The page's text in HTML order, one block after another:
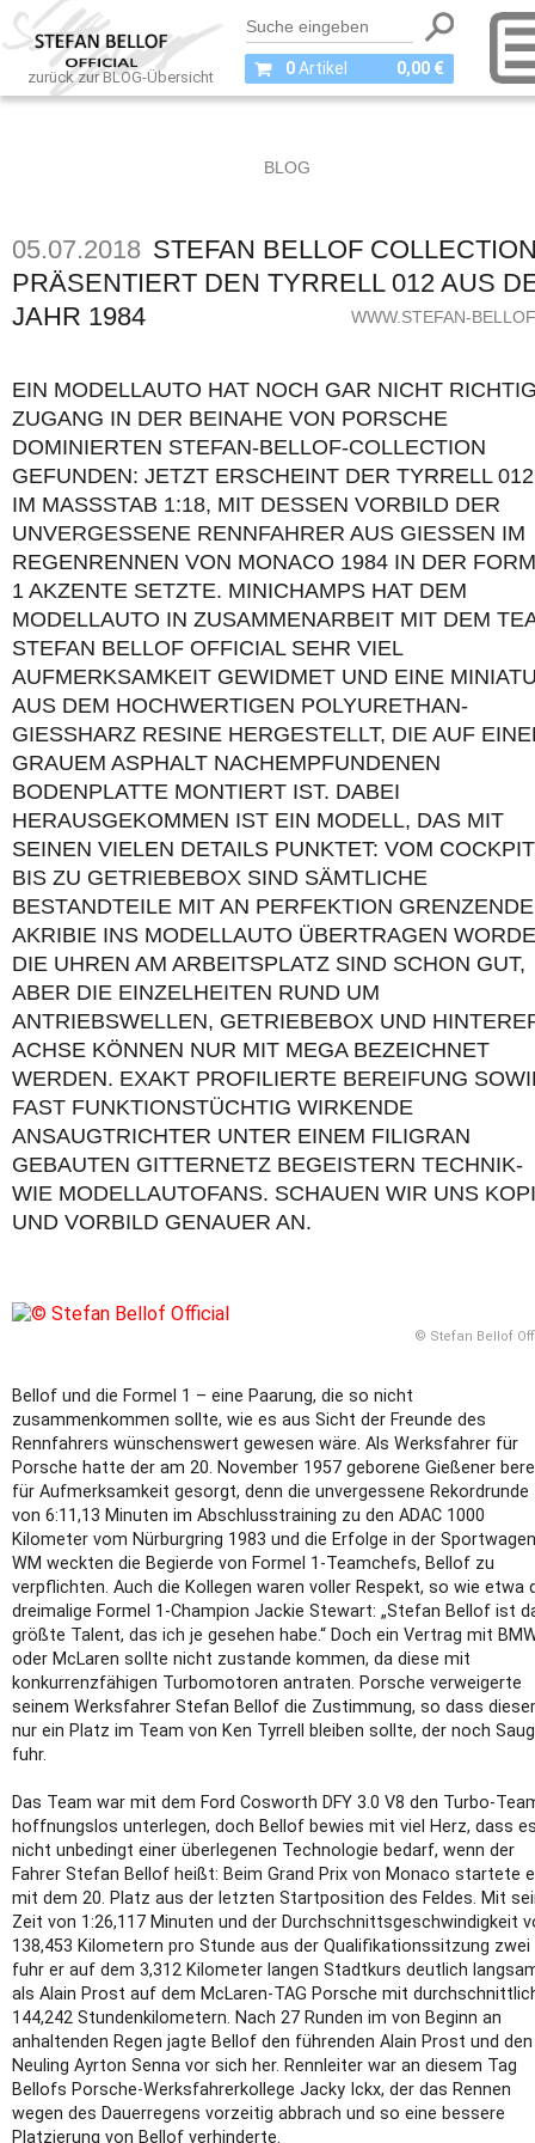
0Artikel 0,00 €
zurück zur BLOG-Übersicht
BLOG
05.07.2018 STEFAN BELLOF
PRÄSENTIERT DEN TYRRELL 012 AUS
JAHR 1984
WWW.STEFAN-
EIN MODELLAUTO HAT NOCH GAR NICHT
ZUGANG IN DER BEINAHE VON PORSCHE
DOMINIERTEN STEFAN-BELLOF-COLLECTION
GEFUNDEN: JETZT ERSCHEINT DER TYRRELL 012
IM MASSSTAB 1:18, MIT DESSEN VORBILD DER U
NVERGESSENE RENNFAHRER AUS GIESSEN IM RE
GENRENNEN VON MONACO 1984 IN DER
AKZENTE SETZTE. MINICHAMPS HAT DEM MO
DELLAUTO IN ZUSAMMENARBEIT MIT DEM TEAM
EFAN BELLOF OFFICIAL SEHR VIEL AU
FMERKSAMKEIT GEWIDMET UND EINE MINIATUR
S DEM HOCHWERTIGEN POLYURETHAN-GI
ESSHARZ RESINE HERGESTELLT, DIE AUF EINER
UEM ASPHALT NACHEMPFUNDENEN BOD
ENPLATTE MONTIERT IST. DABEI HER
AUSGEKOMMEN IST EIN MODELL, DAS MIT SEI
NEN VIELEN DETAILS PUNKTET: VOM COCKPIT BIS
ZU GETRIEBEBOX SIND SÄMTLICHE BES
TANDTEILE MIT AN PERFEKTION GRENZENDER
IBIE INS MODELLAUTO ÜBERTRAGEN WORDEN.
UHREN AM ARBEITSPLATZ SIND SCHON GUT, ABE
R DIE EINZELHEITEN RUND UM ANT
RIEBSWELLEN, GETRIEBEBOX UND HINTERER
SE KÖNNEN NUR MIT MEGA BEZEICHNET WER
DEN. EXAKT PROFILIERTE BEREIFUNG SOWIE
T FUNKTIONSTÜCHTIG WIRKENDE ANS
AUGTRICHTER UNTER EINEM FILIGRAN GEB
AUTEN GITTERNETZ BEGEISTERN TECHNIK- WIE
MODELLAUTOFANS. SCHAUEN WIR UNS KOPIE
VORBILD GENAUER AN.
© Stefan Bellof
Bellof und die Formel 1 – eine Paarung, die so nicht
zusammenkommen sollte, wie es aus Sicht der Freunde des
Rennfahrers wünschenswert gewesen wäre. Als Werksfahrer für
Porsche hatte der am 20. November 1957 geborene Gießener
für Aufmerksamkeit gesorgt, denn die unvergessene Rekordrunde
von 6:11,13 Minuten im Abschlusstraining zu den ADAC 1000
Kilometer vom Nürburgring 1983 und die Erfolge in der
WM weckten die Begierde von Formel 1-Teamchefs, Bellof zu
verpflichten. Auch die Kollegen waren voller Respekt, so wie etwa
dreimalige Formel 1-Champion Jackie Stewart: „Stefan Bellof ist
größte Talent, das ich je gesehen habe.“ Doch ein Vertrag mit
oder McLaren sollte nicht zustande kommen, da diese mit
konkurrenzfähigen Turbomotoren antraten. Porsche verweigerte
seinem Werksfahrer Stefan Bellof die Zustimmung, so dass
nur ein Platz im Team von Ken Tyrrell bleiben sollte, der noch
fuhr.
Das Team war mit dem Ford Cosworth DFY 3.0 V8 den Turbo-
hoffnungslos unterlegen, doch Bellof bewies mit viel Herz, dass
nicht unbedingt einer überlegenen Technologie bedarf, wenn der
Fahrer Stefan Bellof heißt: Beim Grand Prix von Monaco startete
mit dem 20. Platz aus der letzten Startposition des Feldes. Mit
Zeit von 1:26,117 Minuten und der Durchschnittsgeschwindigkeit
138,453 Kilometern pro Stunde aus der Qualifikationssitzung zwei
fuhr er auf dem 3,312 Kilometer langen Stadtkurs deutlich
als Alain Prost auf dem McLaren-TAG Porsche mit
144,242 Stundenkilometern. Nach 27 Runden im von Beginn an
anhaltenden Regen jagte Bellof den führenden Alain Prost und den
Neuling Ayrton Senna vor sich her. Rennleiter war an diesem Tag
Bellofs Porsche-Werksfahrerkollege Jacky Ickx, der das Rennen
wegen des Dauerregens vorzeitig abbrach und so eine bessere
Platzierung von Bellof verhinderte.